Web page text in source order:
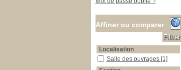
Affiner ou comparer
Localisation
Salle des ouvrages
Salle des ouvrages [1]